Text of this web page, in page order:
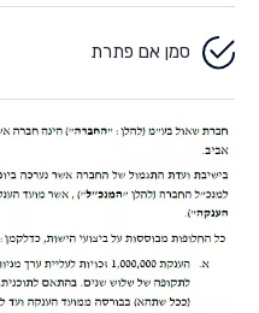
סמן אם פתרת